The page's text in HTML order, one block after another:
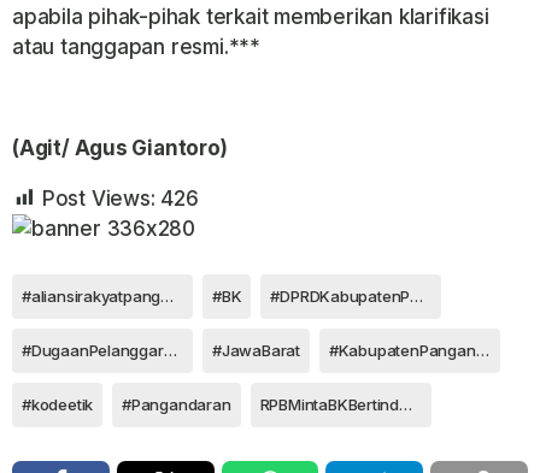
apabila pihak-pihak terkait memberikan klarifikasi
atau tanggapan resmi.***
(Agit/ Agus Giantoro)
Post Views: 426
#aliansirakyatpangandaranbergerak #BK #DPRDKabupatenPangandaran
#DugaanPelanggaranEtikDPRDDisorot #JawaBarat #KabupatenPangandaran
#kodeetik #Pangandaran RPBMintaBKBertindakSesuaiKewenangan